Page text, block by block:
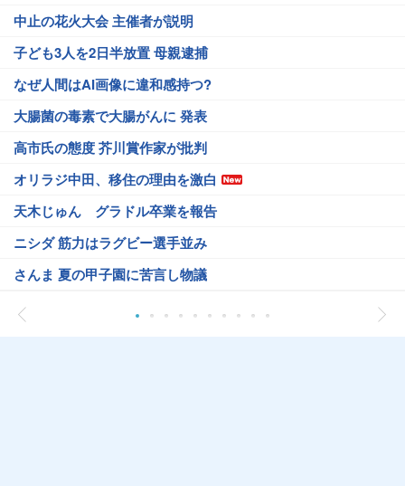
中止の花火大会 主催者が説明
子ども3人を2日半放置 母親逮捕
なぜ人間はAI画像に違和感持つ?
大腸菌の毒素で大腸がんに 発表
高市氏の態度 芥川賞作家が批判
オリラジ中田、移住の理由を激白
天木じゅん グラドル卒業を報告
ニシダ 筋力はラグビー選手並み
さんま 夏の甲子園に苦言し物議